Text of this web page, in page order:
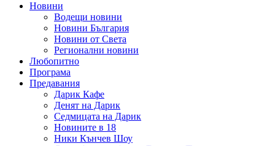
Новини
Водещи новини
Новини България
Новини от Света
Регионални новини
Любопитно
Програма
Предавания
Дарик Кафе
Денят на Дарик
Седмицата на Дарик
Новините в 18
Ники Кънчев Шоу